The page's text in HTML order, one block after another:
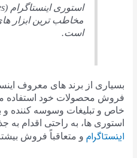
مخاطب ترین ابزار
است.
بسیاری از برند های معروف
فروش محصولات خود استفاده می
خاص و تبلیغات وسوسه کننده و
استوری ها، به راحتی اقدام به
اینستاگرام و متعاقباً فروش